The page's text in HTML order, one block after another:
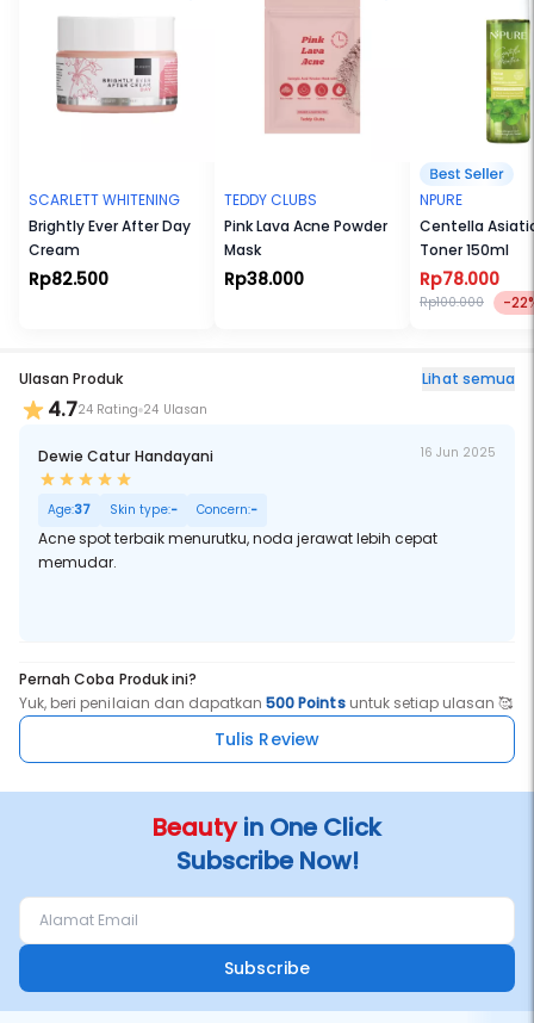
SCARLETT WHITENING
Brightly Ever After Day
Cream
Rp82.500
TEDDY CLUBS
Pink Lava Acne Powder
Mask
Rp38.000
NPURE
Centella
Toner 150ml
Rp78.000
Rp100.000 -
Ulasan Produk Lihat semua
4.724 Rating 24 Ulasan
Dewie Catur Handayani 16 Jun 2025
Age:37 Skin type:- Concern:-
Acne spot terbaik menurutku, noda jerawat lebih cepat
memudar.
Pernah Coba Produk ini?
Yuk, beri penilaian dan dapatkan500 Pointsuntuk setiap ulasan 🥰
Tulis Review
Beautyin One Click
Subscribe Now!
Subscribe